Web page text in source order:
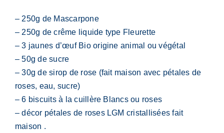
– 250g de Mascarpone
– 250g de crême liquide type Fleurette
– 3 jaunes d’œuf Bio origine animal ou végétal
– 50g de sucre
– 30g de sirop de rose (fait maison avec pétales de
roses, eau, sucre)
– 6 biscuits à la cuillère Blancs ou roses
– décor pétales de roses LGM cristallisées fait
maison .